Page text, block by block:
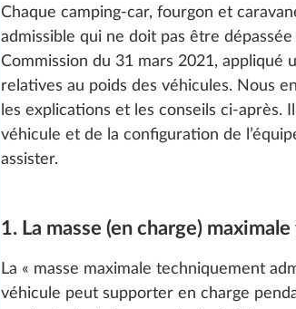
720 UKFe
Chaque camping-car, fourgon et
admissible qui ne doit pas être
Commission du 31 mars 2021, appliqué
relatives au poids des véhicules. Nous
les explications et les conseils ci-
véhicule et de la configuration de
assister.
1. La masse (en charge)
La « masse maximale techniquement
véhicule peut supporter en charge